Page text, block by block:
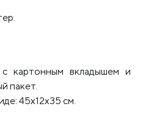
картонным вкладышем и
пакет.
45х12х35 см.